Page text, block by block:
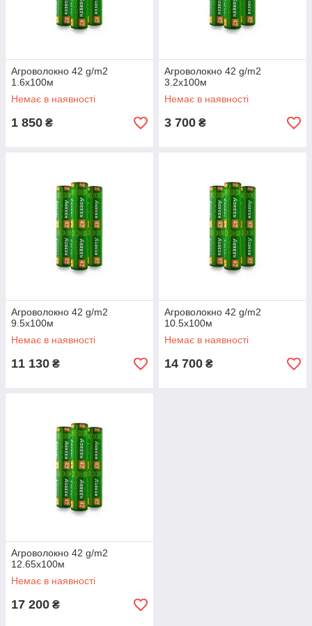
Агроволокно 42 g/m2
1.6х100м
Немає в наявності
1 850 ₴
Агроволокно 42 g/m2
3.2х100м
Немає в наявності
3 700 ₴
Агроволокно 42 g/m2
9.5х100м
Немає в наявності
11 130 ₴
Агроволокно 42 g/m2
10.5х100м
Немає в наявності
14 700 ₴
Агроволокно 42 g/m2
12.65х100м
Немає в наявності
17 200 ₴